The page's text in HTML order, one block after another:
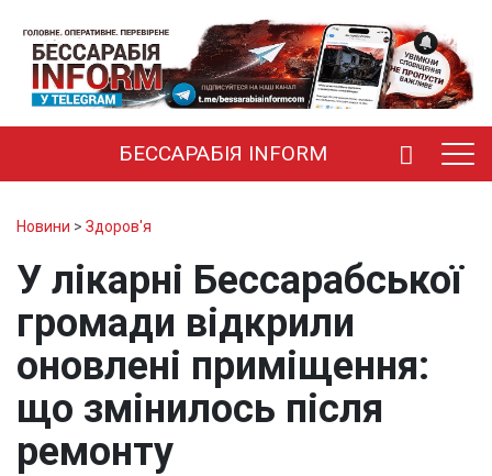
БЕССАРАБІЯ INFORM
Новини > Здоров'я
У лікарні Бессарабської
громади відкрили
оновлені приміщення:
що змінилось після
ремонту